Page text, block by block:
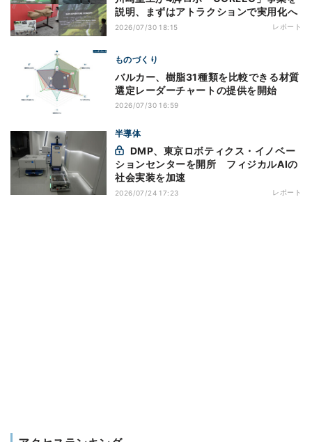
説明、まずはアトラクションで実用化へ
2026/07/30 18:15 レポート
ものづくり
バルカー、樹脂31種類を比較できる材質
選定レーダーチャートの提供を開始
2026/07/30 16:59
半導体
ションセンターを開所 フィジカルAIの
社会実装を加速
2026/07/24 17:23 レポート